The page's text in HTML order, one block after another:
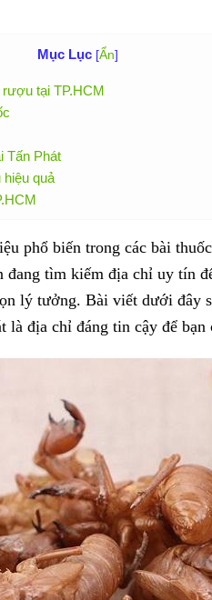
Mục Lục [Ẩn]
tại TP.HCM
Tấn Phát
quả
phổ biến trong các bài
tìm kiếm địa chỉ uy tín
lý tưởng. Bài viết dưới đây
là địa chỉ đáng tin cậy để bạn